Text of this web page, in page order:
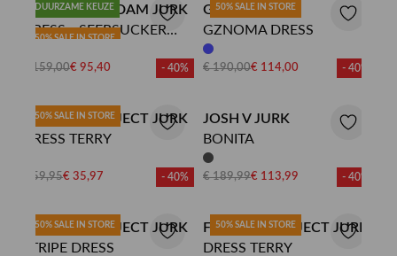
DUURZAME KEUZE
50% SALE IN STORE
POM AMSTERDAM JURK
DRESS - SEERSUCKER
€ 159,00€ 95,40 - 40%
50% SALE IN STORE
GESTUZ JURK
GZNOMA DRESS
€ 190,00€ 114,00 - 40%
50% SALE IN STORE
FASHION PROJECT JURK
DRESS TERRY
€ 59,95€ 35,97 - 40%
JOSH V JURK
BONITA
€ 189,99€ 113,99 - 40%
50% SALE IN STORE
FASHION PROJECT JURK
STRIPE DRESS
50% SALE IN STORE
FASHION PROJECT JURK
DRESS TERRY